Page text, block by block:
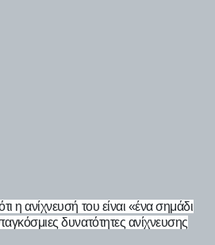
η ανίχνευσή του είναι «ένα σημάδι
δυνατότητες ανίχνευσης